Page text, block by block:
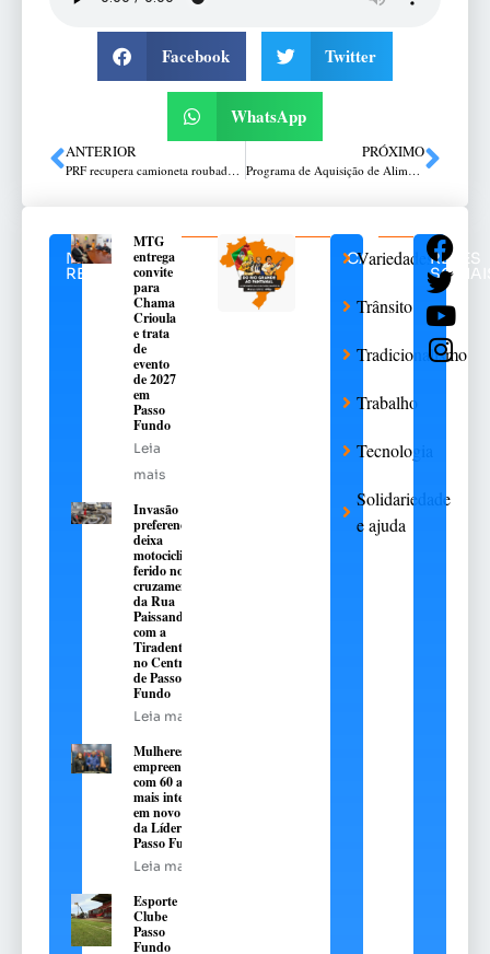
Facebook Twitter
WhatsApp
ANTERIOR
PRF recupera camioneta roubada em Frederico Westphalen
PRÓXIMO
Programa de Aquisição de Alimentos é avaliado em encontro regional
NOTÍCIAS
RELACIONADAS
MTG
entrega
convite
para
Chama
Crioula
e trata
de
evento
de 2027
em
Passo
Fundo
Leia
mais
Invasão de
preferencial
deixa
motociclista
ferido no
cruzamento
da Rua
Paissandú
com a
Tiradentes,
no Centro
de Passo
Fundo
Leia mais
Mulheres
empreendedoras
com 60 anos ou
mais integradas
em novo projeto
da Lídera em
Passo Fundo
Leia mais
Esporte
Clube
Passo
Fundo
CATEGORIAS
Variedades
Trânsito
Tradicionalismo
Trabalho
Tecnologia
Solidariedade
e ajuda
REDES